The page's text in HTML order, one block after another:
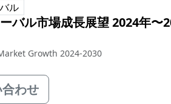
ル
バル市場成長展望 2024年〜
Growth 2024-2030
わせ